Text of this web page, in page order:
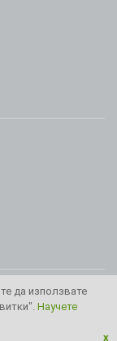
да използвате
Научете
x